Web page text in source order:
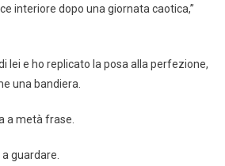
interiore dopo una giornata caotica,”
lei e ho replicato la posa alla perfezione,
una bandiera.
a metà frase.
guardare.